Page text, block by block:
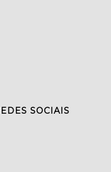
SOCIAIS